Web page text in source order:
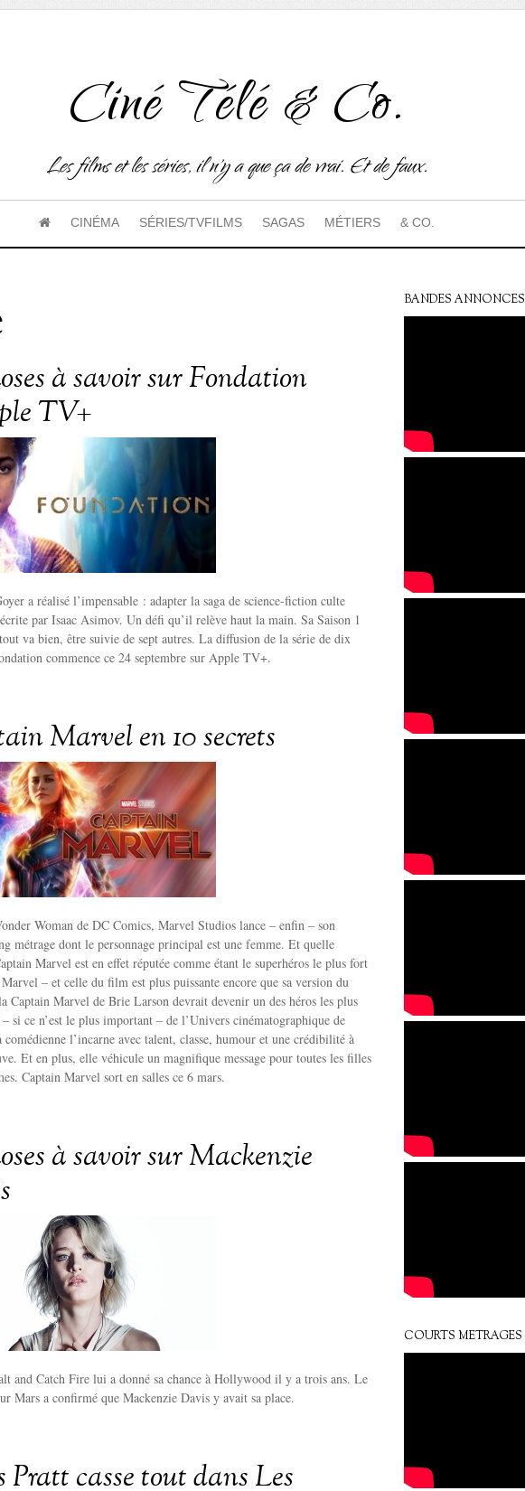
Ciné Télé & Co.
Les films et les séries, il n'y a que ça de vrai. Et de faux.
CINÉMA SÉRIES/TVFILMS SAGAS MÉTIERS & CO.
à savoir sur Fondation
TV+
a réalisé l’impensable : adapter la saga de science-fiction culte
par Isaac Asimov. Un défi qu’il relève haut la main. Sa Saison 1
va bien, être suivie de sept autres. La diffusion de la série de dix
commence ce 24 septembre sur Apple TV+.
Marvel en 10 secrets
Woman de DC Comics, Marvel Studios lance – enfin – son
métrage dont le personnage principal est une femme. Et quelle
Marvel est en effet réputée comme étant le superhéros le plus fort
– et celle du film est plus puissante encore que sa version du
Captain Marvel de Brie Larson devrait devenir un des héros les plus
si ce n’est le plus important – de l’Univers cinématographique de
l’incarne avec talent, classe, humour et une crédibilité à
Et en plus, elle véhicule un magnifique message pour toutes les filles
Captain Marvel sort en salles ce 6 mars.
à savoir sur Mackenzie
and Catch Fire lui a donné sa chance à Hollywood il y a trois ans. Le
Mars a confirmé que Mackenzie Davis y avait sa place.
Pratt casse tout dans Les
BANDES ANNONCES
COURTS METRAGES